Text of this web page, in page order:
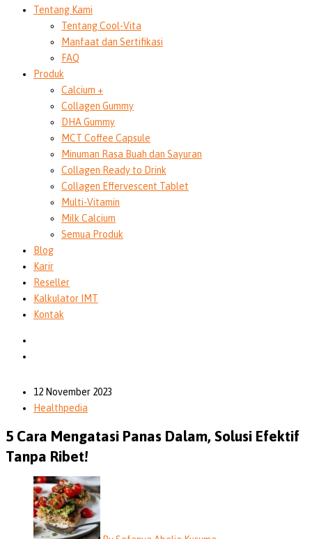
Tentang Kami
Tentang Cool-Vita
Manfaat dan Sertifikasi
FAQ
Produk
Calcium +
Collagen Gummy
DHA Gummy
MCT Coffee Capsule
Minuman Rasa Buah dan Sayuran
Collagen Ready to Drink
Collagen Effervescent Tablet
Multi-Vitamin
Milk Calcium
Semua Produk
Blog
Karir
Reseller
Kalkulator IMT
Kontak
12 November 2023
Healthpedia
5 Cara Mengatasi Panas Dalam, Solusi Efektif
Tanpa Ribet!